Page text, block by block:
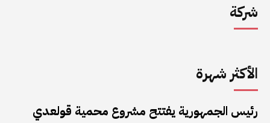
شركة
الأكثر شهرة
رئيس الجمهورية يفتتح مشروع محمية قولعدي